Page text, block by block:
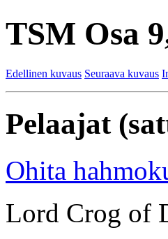
TSM Osa
Edellinen kuvaus Seuraava kuvaus
Pelaajat
Ohita
Lord Crog of